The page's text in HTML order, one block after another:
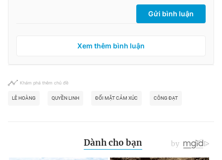
Gửi bình luận
Xem thêm bình luận
Khám phá thêm chủ đề
LÊ HOÀNG QUYỀN LINH ĐỐI MẶT CẢM XÚC CÔNG ĐẠT